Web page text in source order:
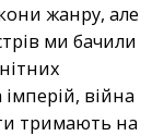
жанру, але
ми бачили
імперій, війна
тримають на